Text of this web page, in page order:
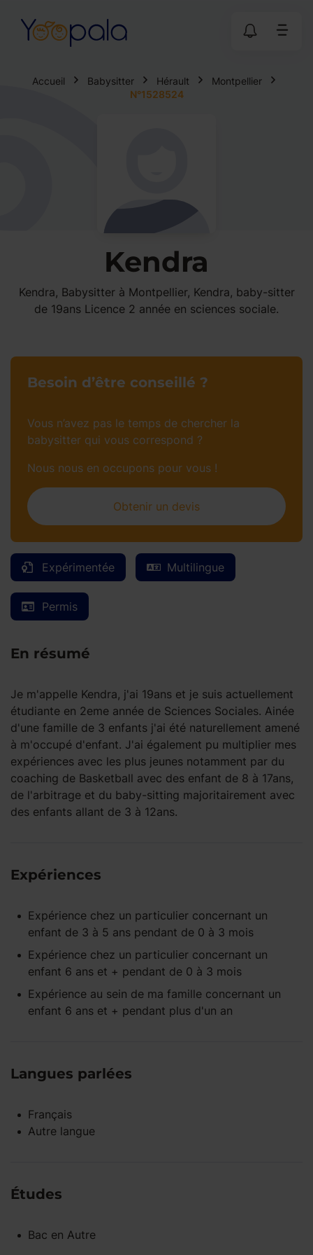
Accueil Babysitter Hérault
Montpellier
N°1528524
Kendra
Kendra, Babysitter à Montpellier, Kendra, baby-sitter
de 19ans Licence 2 année en sciences sociale.
Expérimentée Multilingue
Permis
En résumé
Je m'appelle Kendra, j'ai 19ans et je suis actuellement
étudiante en 2eme année de Sciences Sociales. Ainée
d'une famille de 3 enfants j'ai été naturellement amené
à m'occupé d'enfant. J'ai également pu multiplier mes
expériences avec les plus jeunes notamment par du
coaching de Basketball avec des enfant de 8 à 17ans,
de l'arbitrage et du baby-sitting majoritairement avec
des enfants allant de 3 à 12ans.
Expériences
Expérience chez un particulier concernant un
enfant de 3 à 5 ans pendant de 0 à 3 mois
Expérience chez un particulier concernant un
enfant 6 ans et + pendant de 0 à 3 mois
Expérience au sein de ma famille concernant un
enfant 6 ans et + pendant plus d'un an
Langues parlées
Français
Autre langue
Études
Bac en Autre
Besoin d’être conseillé ?
Vous n’avez pas le temps de chercher la
babysitter qui vous correspond ?
Nous nous en occupons pour vous !
Obtenir un devis